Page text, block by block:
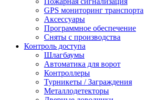
GPS мониторинг транспорта
Аксессуары
Программное обеспечение
Сняты с производства
Контроль доступа
Шлагбаумы
Автоматика для ворот
Контроллеры
Турникеты / Заграждения
Металлодетекторы